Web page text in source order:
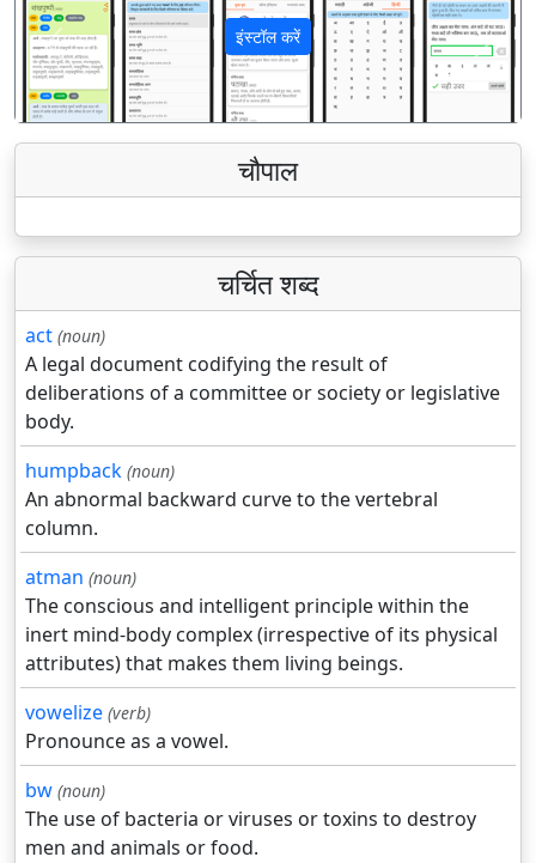
इंस्टॉल करें
पिछला अगला
चौपाल
चर्चित शब्द
act (noun)
A legal document codifying the result of
deliberations of a committee or society or legislative
body.
humpback (noun)
An abnormal backward curve to the vertebral
column.
atman (noun)
The conscious and intelligent principle within the
inert mind-body complex (irrespective of its physical
attributes) that makes them living beings.
vowelize (verb)
Pronounce as a vowel.
bw (noun)
The use of bacteria or viruses or toxins to destroy
men and animals or food.